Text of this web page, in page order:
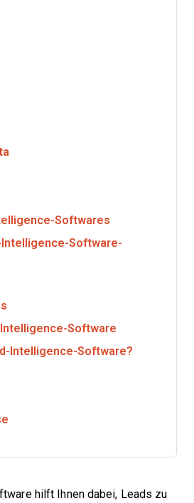
Softwares
Software-
Software
Intelligence-Software?
hilft Ihnen dabei, Leads zu